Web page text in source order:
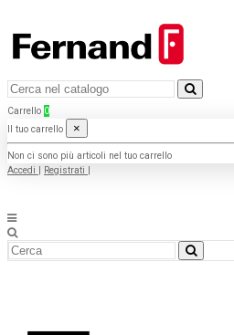
Carrello 0
Il tuo carrello
×
Non ci sono più articoli nel tuo carrello
Accedi
Registrati